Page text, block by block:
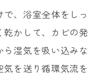
、浴室全体をしっ
乾かして、カビの発
湿気を吸い込みな
を送り循環気流を